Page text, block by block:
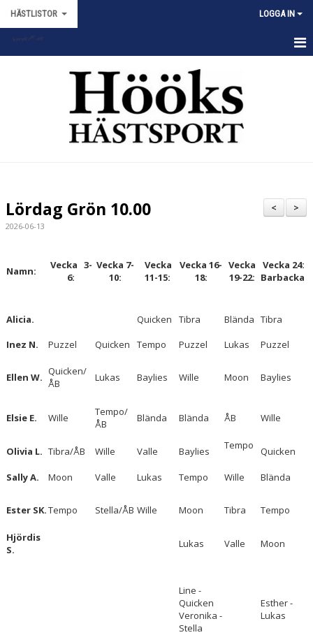
HÄSTLISTOR LOGGA IN
>
<
Lördag Grön 10.00
2026-06-13
Namn:
Vecka 3-
6:
Vecka 7-
10:
Vecka
11-15:
Vecka 16-
18:
Vecka
19-22:
Vecka 24:
Barbacka
Alicia. Quicken Tibra Blända Tibra
Inez N.
Puzzel Quicken Tempo Puzzel Lukas Puzzel
Ellen W. Quicken/
ÅB
Lukas Baylies Wille Moon Baylies
Elsie E. Wille
Tempo/
ÅB
Blända Blända ÅB Wille
Olivia L. Tibra/ÅB Wille Valle Baylies Tempo Quicken
Sally A. Moon Valle Lukas Tempo Wille Blända
Ester SK.Tempo Stella/ÅB Wille Moon Tibra Tempo
Hjördis
S.
Lukas Valle Moon
Line -
Quicken
Veronika -
Stella
Esther -
Lukas